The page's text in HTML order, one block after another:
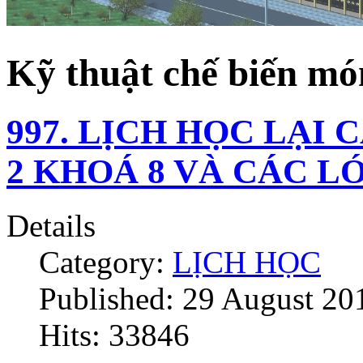
Kỹ thuật chế biến
997. LỊCH HỌC LẠI
2 KHOÁ 8 VÀ CÁC
Details
Category: LỊCH HỌC
Published: 29 August
Hits: 33846